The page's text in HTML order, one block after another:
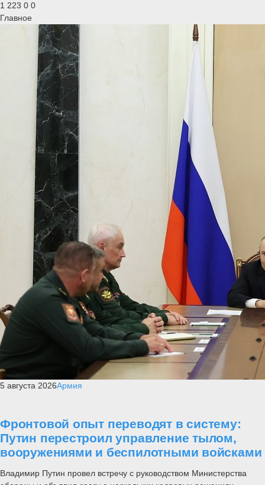
1 223 0 0
Главное
5 августа 2026Армия
Фронтовой опыт переводят в систему:
Путин перестроил управление тылом,
вооружениями и беспилотными войсками
Владимир Путин провел встречу с руководством Министерства